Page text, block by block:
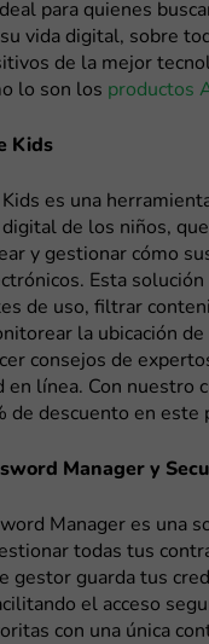
para quienes
vida digital, sobre
de la mejor
lo son los productos
Kids
es una
de los niños,
y gestionar cómo
Esta
de uso, filtrar
la ubicación
consejos de
en línea. Con nuestro
de descuento en este
Manager y
Manager es una
todas tus
gestor guarda tus
el acceso
con una única